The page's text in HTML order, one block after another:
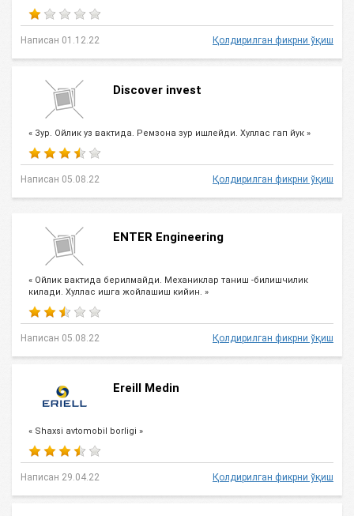
Написан 01.12.22 Қолдирилган фикрни ўқиш
Discover invest
« Зур. Ойлик уз вактида. Ремзона зур ишлейди. Хуллас гап йук »
Написан 05.08.22 Қолдирилган фикрни ўқиш
ENTER Engineering
« Ойлик вактида берилмайди. Механиклар таниш -билишчилик
килади. Хуллас ишга жойлашиш кийин. »
Написан 05.08.22 Қолдирилган фикрни ўқиш
Ereill Medin
« Shaxsi avtomobil borligi »
Написан 29.04.22 Қолдирилган фикрни ўқиш